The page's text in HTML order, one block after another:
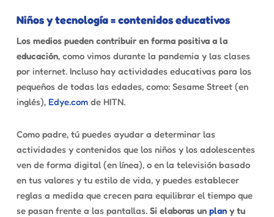
Niños y tecnología = contenidos educativos
Los medios pueden contribuir en forma positiva a la
educación, como vimos durante la pandemia y las clases
por internet. Incluso hay actividades educativas para los
pequeños de todas las edades, como: Sesame Street(en
inglés), Edye.comde HITN.
Como padre, tú puedes ayudar a determinar las
actividades y contenidos que los niños y los adolescentes
ven de forma digital (en línea), o en la televisión basado
en tus valores y tu estilo de vida, y puedes establecer
reglas a medida que crecen para equilibrar el tiempo que
se pasan frente a las pantallas. Si elaboras un plany tu